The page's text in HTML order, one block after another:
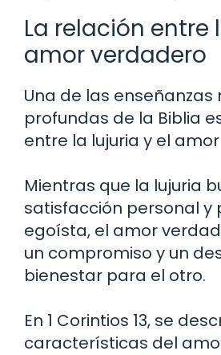
La relación entre
amor verdadero
Una de las enseñanzas
profundas de la Biblia
entre la lujuria y el
Mientras que la lujuria
satisfacción personal y
egoísta, el amor
un compromiso y un
bienestar para el otro.
En 1 Corintios 13, se
características del